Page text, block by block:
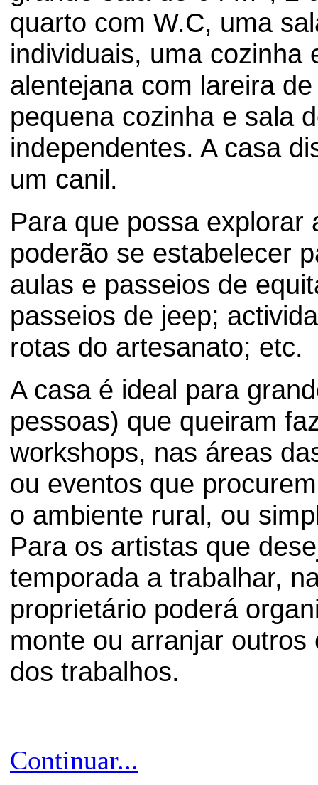
quarto com W.C, uma
individuais, uma cozinha
alentejana com lareira
pequena cozinha e sala
independentes. A casa
um canil.
Para que possa
poderão se estabelecer
aulas e passeios de
passeios de jeep;
rotas do artesanato; etc.
A casa é ideal para
pessoas) que queiram
workshops, nas áreas
ou eventos que
o ambiente rural, ou
Para os artistas que
temporada a trabalhar,
proprietário poderá
monte ou arranjar
dos trabalhos.
Continuar...